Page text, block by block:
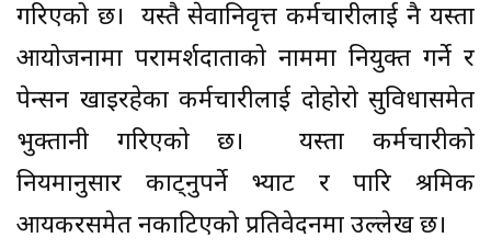
गरिएको छ। यस्तै सेवानिवृत्त कर्मचारीलाई नै यस्ता
आयोजनामा परामर्शदाताको नाममा नियुक्त गर्ने र
पेन्सन खाइरहेका कर्मचारीलाई दोहोरो सुविधासमेत
भुक्तानी गरिएको छ। यस्ता कर्मचारीको
नियमानुसार काट्नुपर्ने भ्याट र पारि श्रमिक
आयकरसमेत नकाटिएको प्रतिवेदनमा उल्लेख छ।